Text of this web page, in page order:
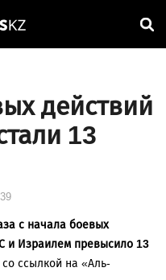
действий
13
с начала боевых
и Израилем превысило 13
со ссылкой на «Аль-